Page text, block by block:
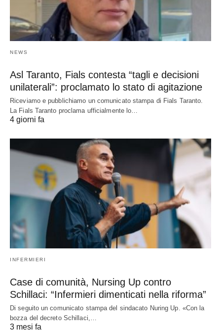
NEWS
Asl Taranto, Fials contesta “tagli e decisioni
unilaterali”: proclamato lo stato di agitazione
Riceviamo e pubblichiamo un comunicato stampa di Fials Taranto.
La Fials Taranto proclama ufficialmente lo…
4 giorni fa
INFERMIERI
Case di comunità, Nursing Up contro
Schillaci: “Infermieri dimenticati nella riforma”
Di seguito un comunicato stampa del sindacato Nuring Up. «Con la
bozza del decreto Schillaci,…
3 mesi fa